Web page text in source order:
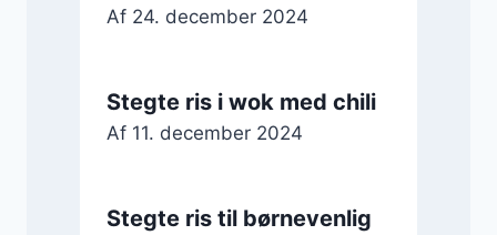
Af 24. december 2024
Stegte ris i wok med chili
Af 11. december 2024
Stegte ris til børnevenlig